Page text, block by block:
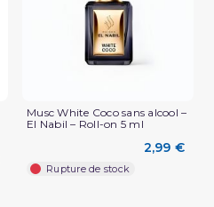
Musc White Coco sans alcool –
El Nabil – Roll-on 5 ml
2,99 €
Rupture de stock